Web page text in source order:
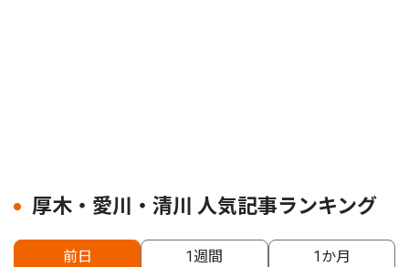
厚木・愛川・清川 人気記事ランキング
前日 1週間 1か月